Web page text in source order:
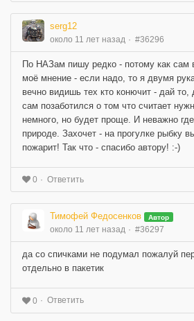
serg12
около 11 лет назад #36296
По НАЗам пишу редко - потому как сам
моё мнение - если надо, то я двумя
вечно видишь тех кто конючит - дай то,
сам позаботился о том что считает
немного, но будет проще. И неважно
природе. Захочет - на прогулке рыбку
пожарит! Так что - спасибо автору! :-)
0 Ответить
Тимофей Федосенков Автор
около 11 лет назад #36297
да со спичками не подумал пожалуй
отдельно в пакетик
0 Ответить